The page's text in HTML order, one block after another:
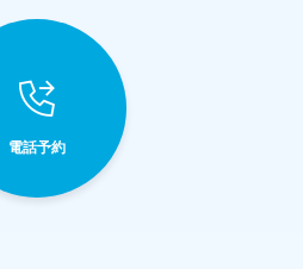
電話予約